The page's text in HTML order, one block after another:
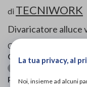
di TECNIWORK
Divaricatore alluce
Codice OTGP:
CO300D
| Codice
|
plantari
» Cura del
La tua privacy, al
Noi, insieme ad alcuni